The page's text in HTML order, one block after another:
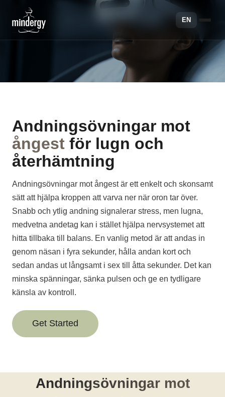
EN
Andningsövningar mot
ångest för lugn och
återhämtning
Andningsövningar mot ångest är ett enkelt och skonsamt
sätt att hjälpa kroppen att varva ner när oron tar över.
Snabb och ytlig andning signalerar stress, men lugna,
medvetna andetag kan i stället hjälpa nervsystemet att
hitta tillbaka till balans. En vanlig metod är att andas in
genom näsan i fyra sekunder, hålla andan kort och
sedan andas ut långsamt i sex till åtta sekunder. Det kan
minska spänningar, sänka pulsen och ge en tydligare
känsla av kontroll.
Get Started
Andningsövningar mot